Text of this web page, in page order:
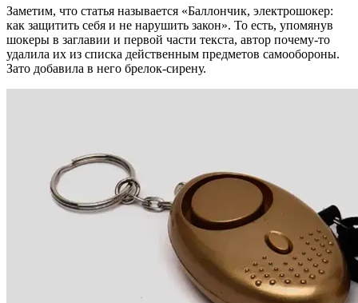
Заметим, что статья называется «Баллончик, электрошокер:
как защитить себя и не нарушить закон». То есть, упомянув
шокеры в заглавии и первой части текста, автор почему-то
удалила их из списка действенным предметов самообороны.
Зато добавила в него брелок-сирену.